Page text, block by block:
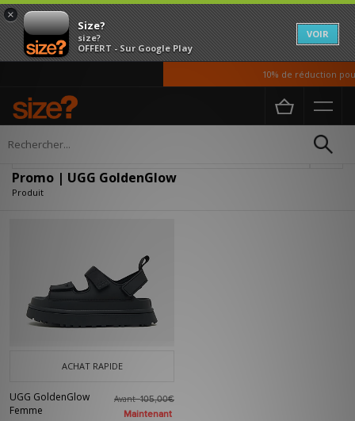
×
Size?
size?
OFFERT - Sur Google Play
VOIR
10% de réduction
Accueil Promo | UGG GoldenGlow
Promo | UGG GoldenGlow
Produit
ACHAT RAPIDE
UGG GoldenGlow
Femme
Avant105,00€
Maintenant